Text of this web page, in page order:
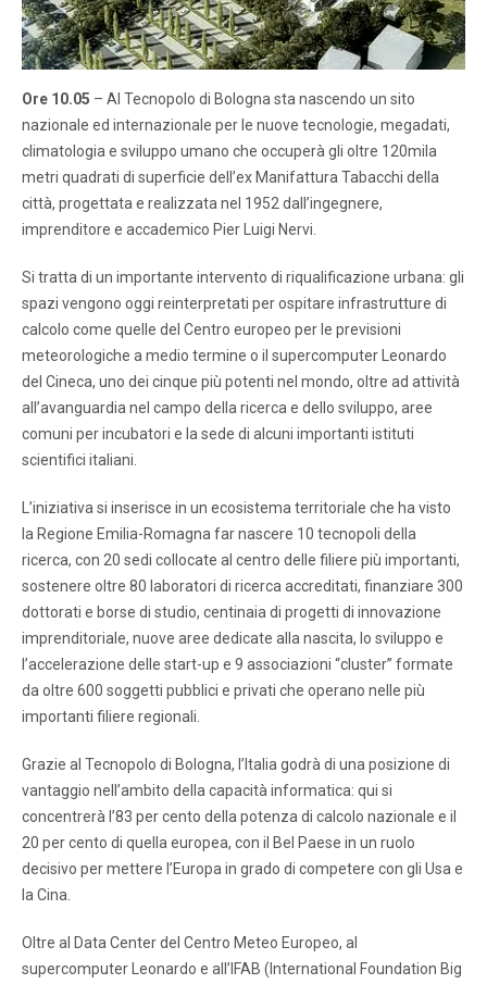
Ore 10.05 – Al Tecnopolo di Bologna sta nascendo un sito
nazionale ed internazionale per le nuove tecnologie, megadati,
climatologia e sviluppo umano che occuperà gli oltre 120mila
metri quadrati di superficie dell’ex Manifattura Tabacchi della
città, progettata e realizzata nel 1952 dall’ingegnere,
imprenditore e accademico Pier Luigi Nervi.
Si tratta di un importante intervento di riqualificazione urbana: gli
spazi vengono oggi reinterpretati per ospitare infrastrutture di
calcolo come quelle del Centro europeo per le previsioni
meteorologiche a medio termine o il supercomputer Leonardo
del Cineca, uno dei cinque più potenti nel mondo, oltre ad attività
all’avanguardia nel campo della ricerca e dello sviluppo, aree
comuni per incubatori e la sede di alcuni importanti istituti
scientifici italiani.
L’iniziativa si inserisce in un ecosistema territoriale che ha visto
la Regione Emilia-Romagna far nascere 10 tecnopoli della
ricerca, con 20 sedi collocate al centro delle filiere più importanti,
sostenere oltre 80 laboratori di ricerca accreditati, finanziare 300
dottorati e borse di studio, centinaia di progetti di innovazione
imprenditoriale, nuove aree dedicate alla nascita, lo sviluppo e
l’accelerazione delle start-up e 9 associazioni “cluster” formate
da oltre 600 soggetti pubblici e privati che operano nelle più
importanti filiere regionali.
Grazie al Tecnopolo di Bologna, l’Italia godrà di una posizione di
vantaggio nell’ambito della capacità informatica: qui si
concentrerà l’83 per cento della potenza di calcolo nazionale e il
20 per cento di quella europea, con il Bel Paese in un ruolo
decisivo per mettere l’Europa in grado di competere con gli Usa e
la Cina.
Oltre al Data Center del Centro Meteo Europeo, al
supercomputer Leonardo e all’IFAB (International Foundation Big